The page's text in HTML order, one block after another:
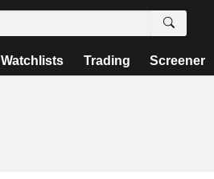
Watchlists Trading Screener